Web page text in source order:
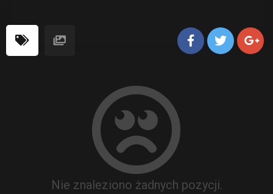
Nie znaleziono żadnych pozycji.